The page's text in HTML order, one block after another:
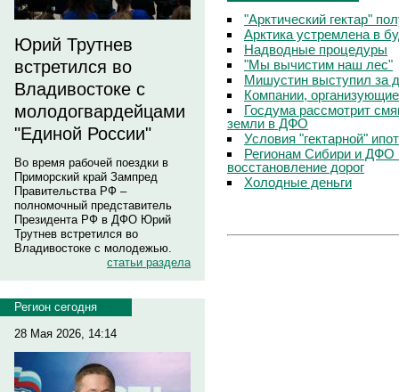
Юрий Трутнев
встретился во
Владивостоке с
молодогвардейцами
"Единой России"
Во время рабочей поездки в
Приморский край Зампред
Правительства РФ –
полномочный представитель
Президента РФ в ДФО Юрий
Трутнев встретился во
Владивостоке с молодежью.
статьи раздела
Регион сегодня
28 Мая 2026, 14:14
"Арктический гектар"
Арктика устремлена в
Надводные процедуры
"Мы вычистим наш лес"
Мишустин выступил за
Компании,
Госдума рассмотрит
земли в ДФО
Условия "гектарной"
Регионам Сибири и ДФО
восстановление дорог
Холодные деньги